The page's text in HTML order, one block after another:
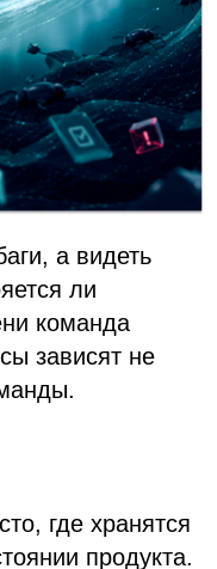
а видеть
ли
команда
зависят не
где хранятся
продукта.